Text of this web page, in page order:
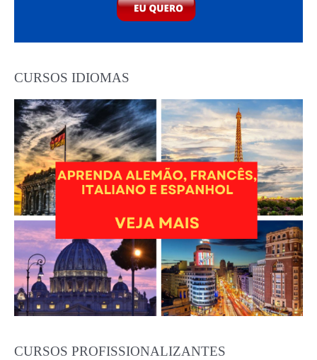
CURSOS IDIOMAS
CURSOS PROFISSIONALIZANTES